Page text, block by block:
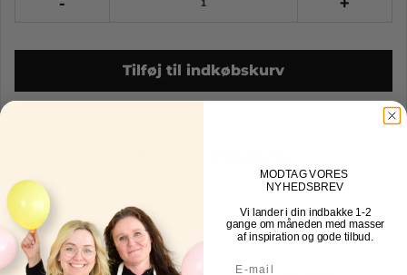
Tilføj til indkøbskurv
MODTAG VORES
NYHEDSBREV
Vi lander i din indbakke 1-2
gange om måneden med masser
af inspiration og gode tilbud.